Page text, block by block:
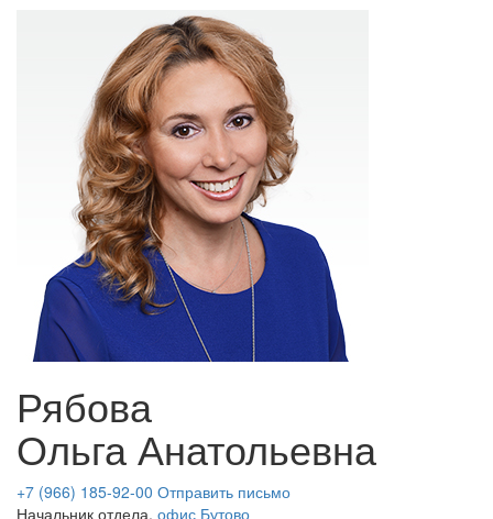
Рябова
Ольга Анатольевна
+7 (966) 185-92-00 Отправить письмо
Начальник отдела, офис Бутово